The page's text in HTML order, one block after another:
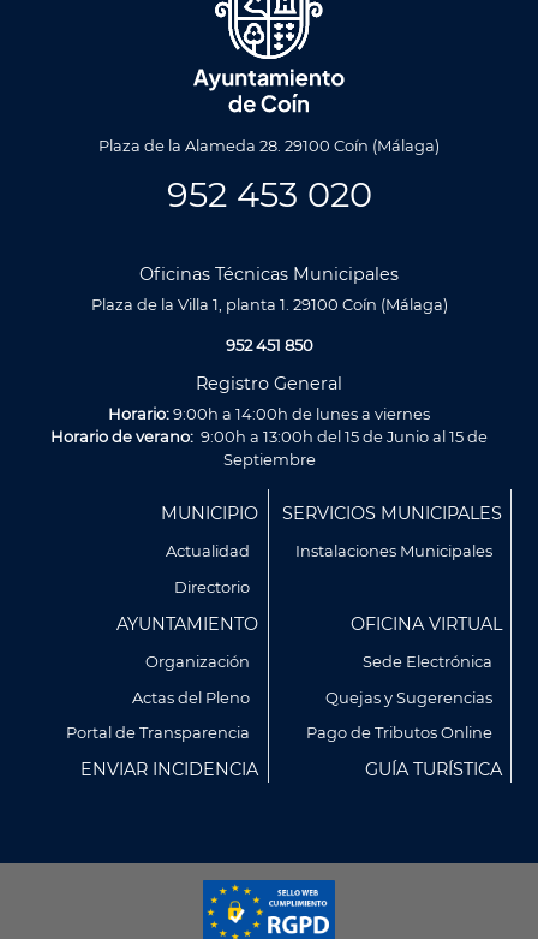
Utilizamos cookies propias y de terceros para analizar
nuestros servicios y mostrarte publicidad relacionada con
tus preferencias en base a un perfil elaborado a partir de tus
Plaza de la Alameda 28. 29100 Coín (Málaga)
952 453 020
Oficinas Técnicas Municipales
Plaza de la Villa 1, planta 1. 29100 Coín (Málaga)
952 451 850
Registro General
Horario:9:00h a 14:00h de lunes a viernes
Horario de verano: 9:00h a 13:00h del 15 de Junio al 15 de
Septiembre
MUNICIPIO
Actualidad
Directorio
SERVICIOS MUNICIPALES
Instalaciones Municipales
AYUNTAMIENTO
Organización
Actas del Pleno
Portal de Transparencia
OFICINA VIRTUAL
Sede Electrónica
Quejas y Sugerencias
Pago de Tributos Online
ENVIAR INCIDENCIA GUÍA TURÍSTICA